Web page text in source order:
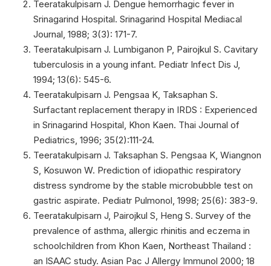
Teeratakulpisarn J. Dengue hemorrhagic fever in
Srinagarind Hospital. Srinagarind Hospital Mediacal
Journal, 1988; 3(3): 171-7.
Teeratakulpisarn J. Lumbiganon P, Pairojkul S. Cavitary
tuberculosis in a young infant. Pediatr Infect Dis J,
1994; 13(6): 545-6.
Teeratakulpisarn J. Pengsaa K, Taksaphan S.
Surfactant replacement therapy in IRDS : Experienced
in Srinagarind Hospital, Khon Kaen. Thai Journal of
Pediatrics, 1996; 35(2):111-24.
Teeratakulpisarn J. Taksaphan S. Pengsaa K, Wiangnon
S, Kosuwon W. Prediction of idiopathic respiratory
distress syndrome by the stable microbubble test on
gastric aspirate. Pediatr Pulmonol, 1998; 25(6): 383-9.
Teeratakulpisarn J, Pairojkul S, Heng S. Survey of the
prevalence of asthma, allergic rhinitis and eczema in
schoolchildren from Khon Kaen, Northeast Thailand :
an ISAAC study. Asian Pac J Allergy Immunol 2000; 18